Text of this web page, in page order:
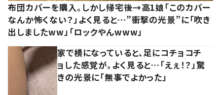
布団カバーを購入。しかし帰宅後→高1娘「このカバー
なんか怖くない？」よく見ると…”衝撃の光景”に「吹き
出しましたww」「ロックやんwww」
家で横になっていると、足にコチョコチ
ョした感覚が。よく見ると…「えぇ！？」驚
きの光景に「無事でよかった」